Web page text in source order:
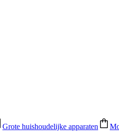
Grote huishoudelijke apparaten